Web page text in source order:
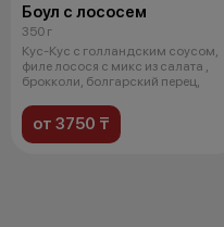
Боул с лососем
350 г
Кус-Кус с голландским соусом,
филе лосося с микс из салата ,
брокколи, болгарский перец,
от 3750 ₸